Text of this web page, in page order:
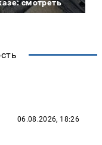
смотреть
06.08.2026, 18:26